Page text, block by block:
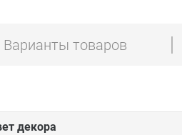
Варианты товаров
декора